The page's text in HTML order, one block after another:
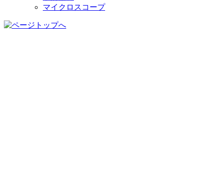
マイクロスコープ